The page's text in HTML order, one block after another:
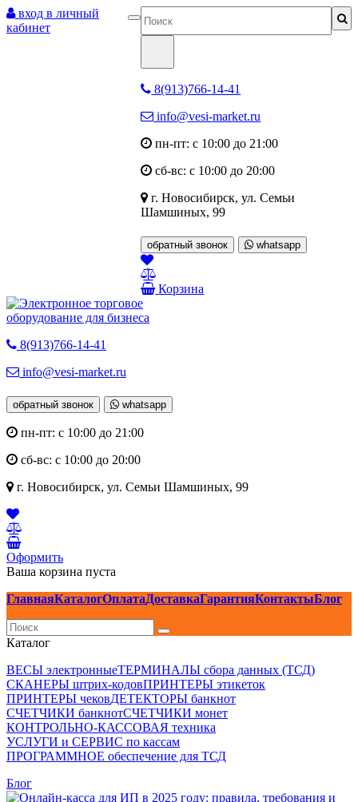
вход в личный
кабинет
8(913)766-14-41
info@vesi-market.ru
пн-пт: с 10:00 до 21:00
сб-вс: с 10:00 до 20:00
г. Новосибирск,ул. Семьи
Шамшиных, 99
обратный звонок whatsapp
Корзина
8(913)766-14-41
info@vesi-market.ru
обратный звонок whatsapp
пн-пт: с 10:00 до 21:00
сб-вс: с 10:00 до 20:00
г. Новосибирск, ул. Семьи Шамшиных, 99
Оформить
Ваша корзина пуста
ГлавнаяКаталогОплатаДоставкаГарантияКонтактыБлог
Каталог
ВЕСЫ электронныеТЕРМИНАЛЫ сбора данных (ТСД)
СКАНЕРЫ штрих-кодовПРИНТЕРЫ этикеток
ПРИНТЕРЫ чековДЕТЕКТОРЫ банкнот
СЧЕТЧИКИ банкнотСЧЕТЧИКИ монет
КОНТРОЛЬНО-КАССОВАЯ техника
УСЛУГИ и СЕРВИС по кассам
ПРОГРАММНОЕ обеспечение для ТСД
Блог